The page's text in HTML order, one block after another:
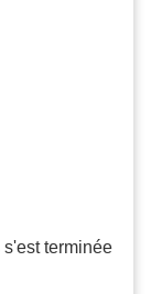
terminée